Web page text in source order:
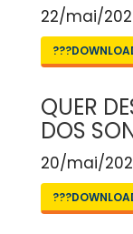
22/mai/
QUER
DOS
20/mai/